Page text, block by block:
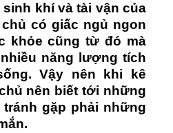
khí và tài vận của
có giấc ngủ ngon
khỏe cũng từ đó mà
năng lượng tích
Vậy nên khi kê
nên biết tới những
gặp phải những